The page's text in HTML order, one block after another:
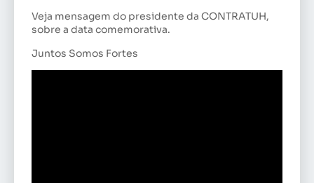
Veja mensagem do presidente da CONTRATUH,
sobre a data comemorativa.
Juntos Somos Fortes